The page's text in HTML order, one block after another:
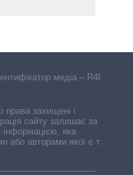
медіа – R40-
права захищені і
сайту залишає за
яка
або авторами якої є треті